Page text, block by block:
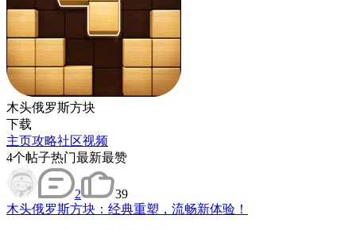
木头俄罗斯方块
下载
主页攻略社区视频
4个帖子热门最新最赞
2
39
木头俄罗斯方块：经典重塑，流畅新体验！